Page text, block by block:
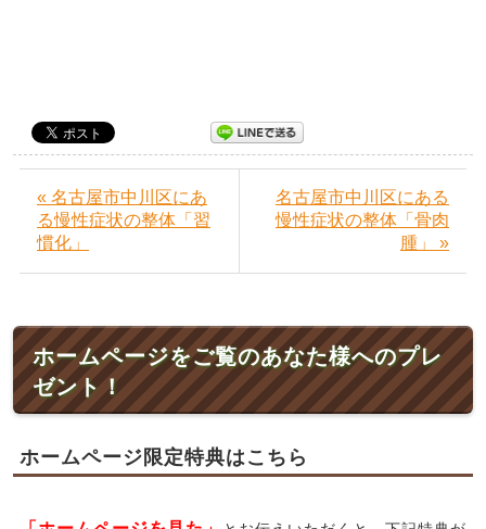
« 名古屋市中川区にあ
る慢性症状の整体「習
慣化」
名古屋市中川区にある
慢性症状の整体「骨肉
腫」 »
ホームページをご覧のあなた様へのプレ
ゼント！
ホームページ限定特典はこちら